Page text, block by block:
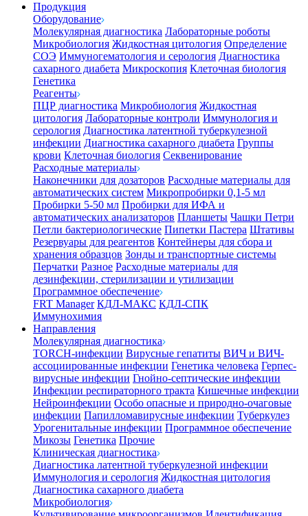
Продукция
Оборудование
Молекулярная диагностика Лабораторные роботы
Микробиология Жидкостная цитология Определение
СОЭ Иммуногематология и серология Диагностика
сахарного диабета Микроскопия Клеточная биология
Генетика
Реагенты
ПЦР диагностика Микробиология Жидкостная
цитология Лабораторные контроли Иммунология и
серология Диагностика латентной туберкулезной
инфекции Диагностика сахарного диабета Группы
крови Клеточная биология Секвенирование
Расходные материалы
Наконечники для дозаторов Расходные материалы для
автоматических систем Микропробирки 0,1-5 мл
Пробирки 5-50 мл Пробирки для ИФА и
автоматических анализаторов Планшеты Чашки Петри
Петли бактериологические Пипетки Пастера Штативы
Резервуары для реагентов Контейнеры для сбора и
хранения образцов Зонды и транспортные системы
Перчатки Разное Расходные материалы для
дезинфекции, стерилизации и утилизации
Программное обеспечение
FRT Manager КДЛ-МАКС КДЛ-СПК
Иммунохимия
Направления
Молекулярная диагностика
TORCH-инфекции Вирусные гепатиты ВИЧ и ВИЧ-
ассоциированные инфекции Генетика человека Герпес-
вирусные инфекции Гнойно-септические инфекции
Инфекции респираторного тракта Кишечные инфекции
Нейроинфекции Особо опасные и природно-очаговые
инфекции Папилломавирусные инфекции Туберкулез
Урогенитальные инфекции Программное обеспечение
Микозы Генетика Прочие
Клиническая диагностика
Диагностика латентной туберкулезной инфекции
Иммунология и серология Жидкостная цитология
Диагностика сахарного диабета
Микробиология